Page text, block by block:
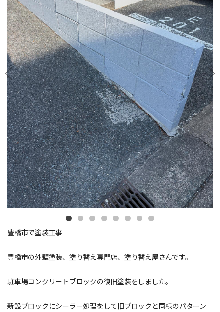
豊橋市で塗装工事
豊橋市の外壁塗装、塗り替え専門店、塗り替え屋さんです。
駐車場コンクリートブロックの復旧塗装をしました。
新設ブロックにシーラー処理をして旧ブロックと同様のパターン